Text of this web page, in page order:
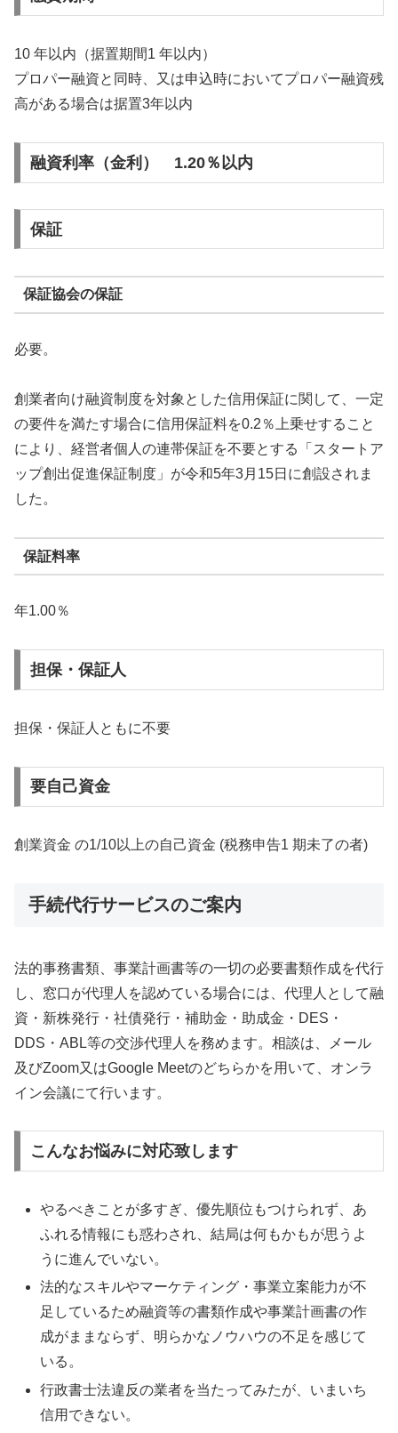
10 年以内（据置期間1 年以内）
プロパー融資と同時、又は申込時においてプロパー融資残
高がある場合は据置3年以内
融資利率（金利） 1.20％以内
保証
保証協会の保証
必要。
創業者向け融資制度を対象とした信用保証に関して、一定
の要件を満たす場合に信用保証料を0.2％上乗せすること
により、経営者個人の連帯保証を不要とする「スタートア
ップ創出促進保証制度」が令和5年3月15日に創設されま
した。
保証料率
年1.00％
担保・保証人
担保・保証人ともに不要
要自己資金
創業資金 の1/10以上の自己資金 (税務申告1 期未了の者)
手続代行サービスのご案内
法的事務書類、事業計画書等の一切の必要書類作成を代行
し、窓口が代理人を認めている場合には、代理人として融
資・新株発行・社債発行・補助金・助成金・DES・
DDS・ABL等の交渉代理人を務めます。相談は、メール
及びZoom又はGoogle Meetのどちらかを用いて、オンラ
イン会議にて行います。
こんなお悩みに対応致します
やるべきことが多すぎ、優先順位もつけられず、あ
ふれる情報にも惑わされ、結局は何もかもが思うよ
うに進んでいない。
法的なスキルやマーケティング・事業立案能力が不
足しているため融資等の書類作成や事業計画書の作
成がままならず、明らかなノウハウの不足を感じて
いる。
行政書士法違反の業者を当たってみたが、いまいち
信用できない。